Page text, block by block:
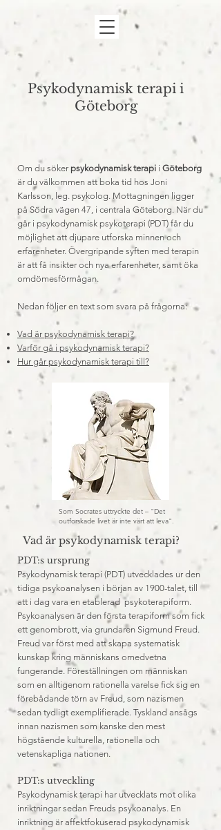
Psykodynamisk terapi i
Göteborg
Om du söker psykodynamisk terapi i Göteborg
är du välkommen att boka tid hos Joni
Karlsson, leg. psykolog. Mottagningen ligger
på Södra vägen 47, i centrala Göteborg. När du
går i psykodynamisk psykoterapi (PDT) får du
möjlighet att djupare utforska minnen och
erfarenheter. Övergripande syften med terapin
är att få insikter och nya erfarenheter, samt öka
omdömesförmågan.
Nedan följer en text som svara på frågorna:
Vad är psykodynamisk terapi?
Varför gå i psykodynamisk terapi?
Hur går psykodynamisk terapi till?
Som Socrates uttryckte det – "Det
outforskade livet är inte värt att leva".
Vad är psykodynamisk terapi?
PDT:s ursprung
Psykodynamisk terapi (PDT) utvecklades ur den
tidiga psykoanalysen i början av 1900-talet, till
att i dag vara en etablerad psykoterapiform.
Psykoanalysen är den första terapiform som fick
ett genombrott, via grundaren Sigmund Freud.
Freud var först med att skapa systematisk
kunskap kring människans omedvetna
fungerande. Föreställningen om människan
som en alltigenom rationella varelse fick sig en
förebådande törn av Freud, som nazismen
sedan tydligt exemplifierade. Tyskland ansågs
innan nazismen som kanske den mest
högstående kulturella, rationella och
vetenskapliga nationen.
PDT:s utveckling
Psykodynamisk terapi har utvecklats mot olika
inriktningar sedan Freuds psykoanalys. En
inriktning är affektfokuserad psykodynamisk